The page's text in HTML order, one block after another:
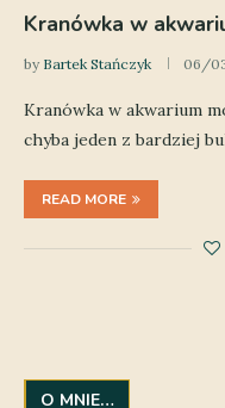
Kranówka w
by Bartek Stańczyk 06/
Kranówka w akwarium
chyba jeden z bardziej
READ MORE
O MNIE…